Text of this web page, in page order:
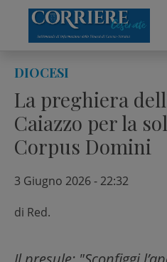
content
DIOCESI
La preghiera
Caiazzo per la
Corpus Domini
3 Giugno 2026 - 22:32
di Red.